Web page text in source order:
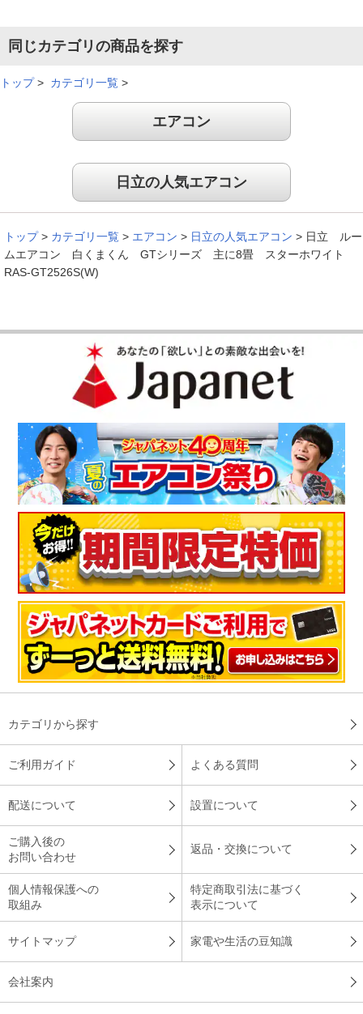
２０２７年 問題でエアコンを探していました。２５年ぶりに
買い替えて新しくなったので音は静かですし、すぐ冷えるし、
いい感じです。
（福島県60代
快適に過ごせています
この夏に向けて早めの取り付けで快適に過ごせています。
M.K様
とても使いやすい
説明書もわかりやすく、とても使いやすい。
（神奈川県50代
音も静かで機能も充実しており、室外機も他メーカーに比べて
少しコンパクトなので満足しております。
（大阪府 40代F.S様）
静かでいい、リモコンも使いやすい
静かで使いやすくていい感じです。リモコンも使いやすいで
す！
見た目がスッキリしている
していたエアコンより見た目がスッキリしていて、部屋の感じ
がいい。
大分県
※「お客様の声」は実際にご購入されたお客様からのご意見を掲載しておりま
※商品により、同一シリーズをご購入された方の声を含みます。
同じカテゴリの商品を探す
トップ> カテゴリ一覧 >
エアコン
日立の人気エアコン
トップ > カテゴリ一覧 > エアコン > 日立の人気エアコン > 日立 ルー
ムエアコン 白くまくん GTシリーズ 主に8畳 スターホワイト
RAS-GT2526S(W)
カテゴリから探す
ご利用ガイド よくある質問
配送について 設置について
ご購入後の
お問い合わせ
返品・交換について
個人情報保護への
取組み
特定商取引法に基づく
表示について
サイトマップ 家電や生活の豆知識
会社案内